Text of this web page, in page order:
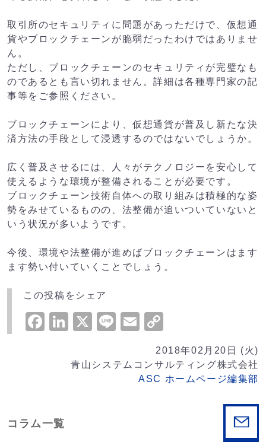
取引所のセキュリティに問題があっただけで、仮想通
貨やブロックチェーンが脆弱だったわけではありませ
ん。
ただし、ブロックチェーンのセキュリティが完璧なも
のであるとも言い切れません。詳細は各種専門家の記
事等をご参照ください。
ブロックチェーンにより、仮想通貨が普及し新たな決
済方法の手段として浸透するのではないでしょうか。
広く普及させるには、人々がテクノロジーを安心して
使えるような環境が整備されることが必要です。
ブロックチェーン技術自体への取り組みは積極的な姿
勢をみせているものの、法整備が追いついていないと
いう状況が多いようです。
今後、環境や法整備が進めばブロックチェーンはます
ます勢い付いていくことでしょう。
この投稿をシェア
Facebook
LinkedIn
X LineEmail
Link
2018年02月20日 (火)
青山システムコンサルティング株式会社
ASC ホームページ編集部
コラム一覧